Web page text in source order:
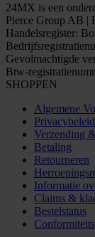
24MX is een
Pierce Group AB |
Handelsregister:
Gevolmachtigde
Btw-
SHOPPEN
Algemene
Privacybeleid
Verzending
Betaling
Retourneren
Informatie
Claims &
Bestelstatus